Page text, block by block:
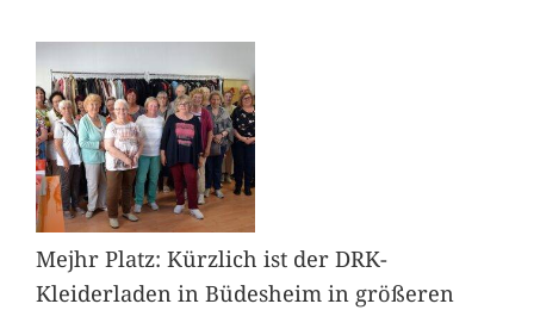
Mejhr Platz: Kürzlich ist der DRK-
Kleiderladen in Büdesheim in größeren